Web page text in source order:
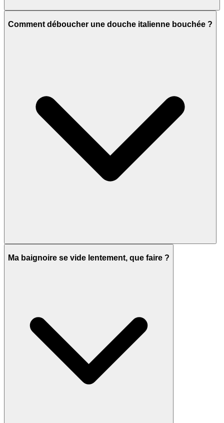
Comment déboucher une douche italienne bouchée ?
Ma baignoire se vide lentement, que faire ?